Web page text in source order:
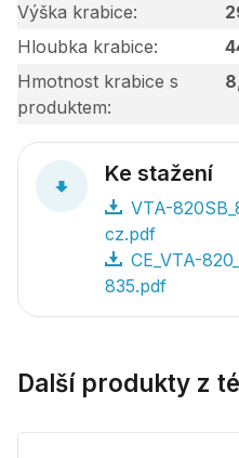
Výška krabice
Hloubka krabice
Hmotnost krabice s
produktem
Ke stažení
VTA-
cz.pdf
CE_VTA-
835.pdf
Další produkty z